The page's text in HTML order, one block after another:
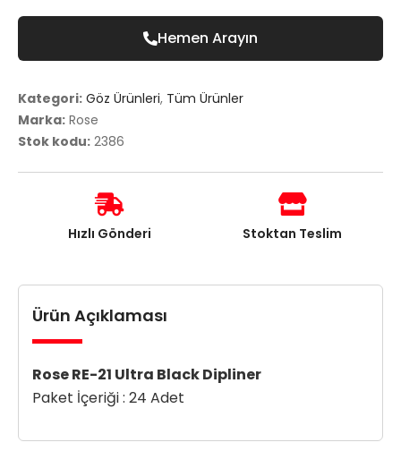
Hemen Arayın
Kategori: Göz Ürünleri, Tüm Ürünler
Marka: Rose
Stok kodu: 2386
Hızlı Gönderi Stoktan Teslim
Ürün Açıklaması
Rose RE-21 Ultra Black Dipliner
Paket İçeriği : 24 Adet